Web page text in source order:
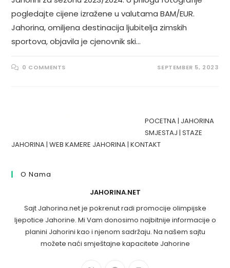
pogledajte cijene izražene u valutama BAM/EUR.
Jahorina, omiljena destinacija ljubitelja zimskih
sportova, objavila je cjenovnik ski…
0 COMMENTS SEPTEMBER 5, 2023
POCETNA | JAHORINA
SMJESTAJ |STAZE
JAHORINA |WEB KAMERE JAHORINA |KONTAKT
O Nama
JAHORINA.NET
Sajt Jahorina.net je pokrenut radi promocije olimpijske
ljepotice Jahorine. Mi Vam donosimo najbitnije informacije o
planini Jahorini kao i njenom sadržaju. Na našem sajtu
možete naći smještajne kapacitete Jahorine